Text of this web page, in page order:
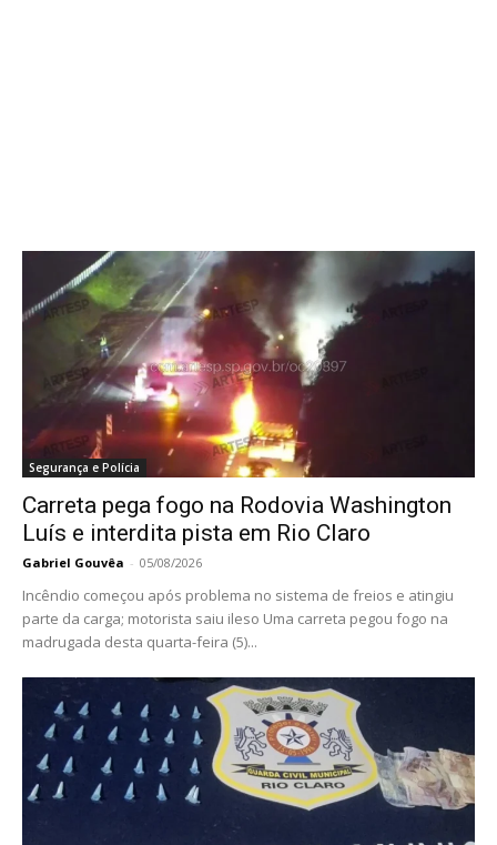
Segurança e Polícia
Carreta pega fogo na Rodovia Washington
Luís e interdita pista em Rio Claro
Gabriel Gouvêa - 05/08/2026
Incêndio começou após problema no sistema de freios e atingiu
parte da carga; motorista saiu ileso Uma carreta pegou fogo na
madrugada desta quarta-feira (5)...